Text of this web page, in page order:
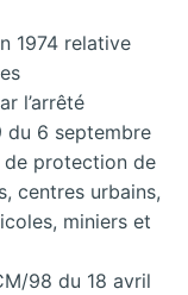
1974 relative
l’arrêté
du 6 septembre
de protection de
centres urbains,
miniers et
98 du 18 avril